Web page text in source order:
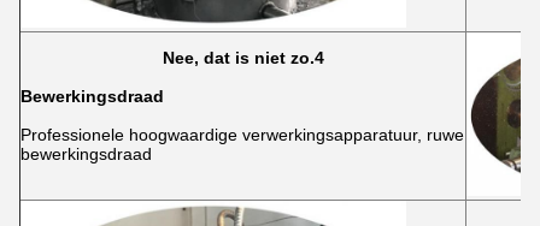
Nee, dat is niet zo.4
Bewerkingsdraad
Professionele hoogwaardige verwerkingsapparatuur, ruwe
bewerkingsdraad